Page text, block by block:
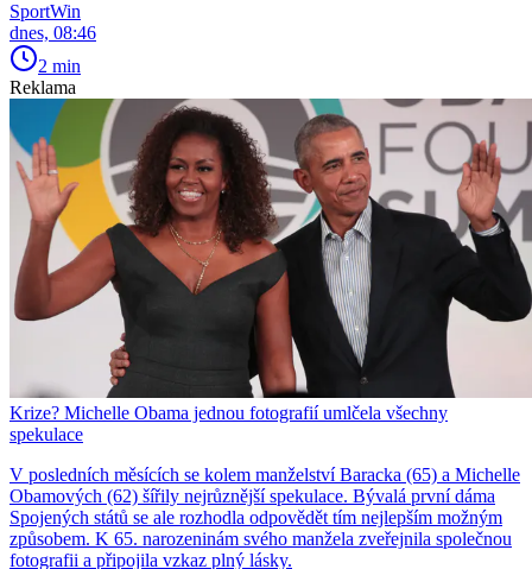
SportWin
dnes, 08:46
2 min
Reklama
Krize? Michelle Obama jednou fotografií umlčela všechny
spekulace
V posledních měsících se kolem manželství Baracka (65) a Michelle
Obamových (62) šířily nejrůznější spekulace. Bývalá první dáma
Spojených států se ale rozhodla odpovědět tím nejlepším možným
způsobem. K 65. narozeninám svého manžela zveřejnila společnou
fotografii a připojila vzkaz plný lásky.